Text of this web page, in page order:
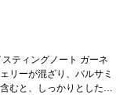
スティングノート ガーネ
リーが混ざり、バルサミ
むと、しっかりとしたス